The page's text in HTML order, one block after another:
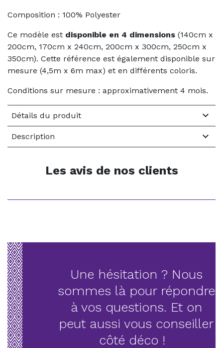
Composition : 100% Polyester
Ce modèle est disponible en 4 dimensions (140cm x
200cm, 170cm x 240cm, 200cm x 300cm, 250cm x
350cm). Cette référence est également disponible sur
mesure (4,5m x 6m max) et en différents coloris.
Conditions sur mesure : approximativement 4 mois.
Détails du produit 
Description 
Les avis de nos clients
Une hésitation ? Nous
sommes là pour répondre
à vos questions. Et on
peut aussi vous conseiller
côté déco !